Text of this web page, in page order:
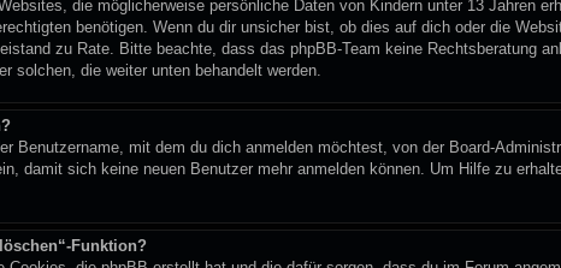
die möglicherweise persönliche Daten von Kindern unter 13 Jahren
benötigen. Wenn du dir unsicher bist, ob dies auf dich oder die
zu Rate. Bitte beachte, dass das phpBB-Team keine Rechtsberatung
solchen, die weiter unten behandelt werden.
Benutzername, mit dem du dich anmelden möchtest, von der Board-
damit sich keine neuen Benutzer mehr anmelden können. Um Hilfe zu
Funktion?